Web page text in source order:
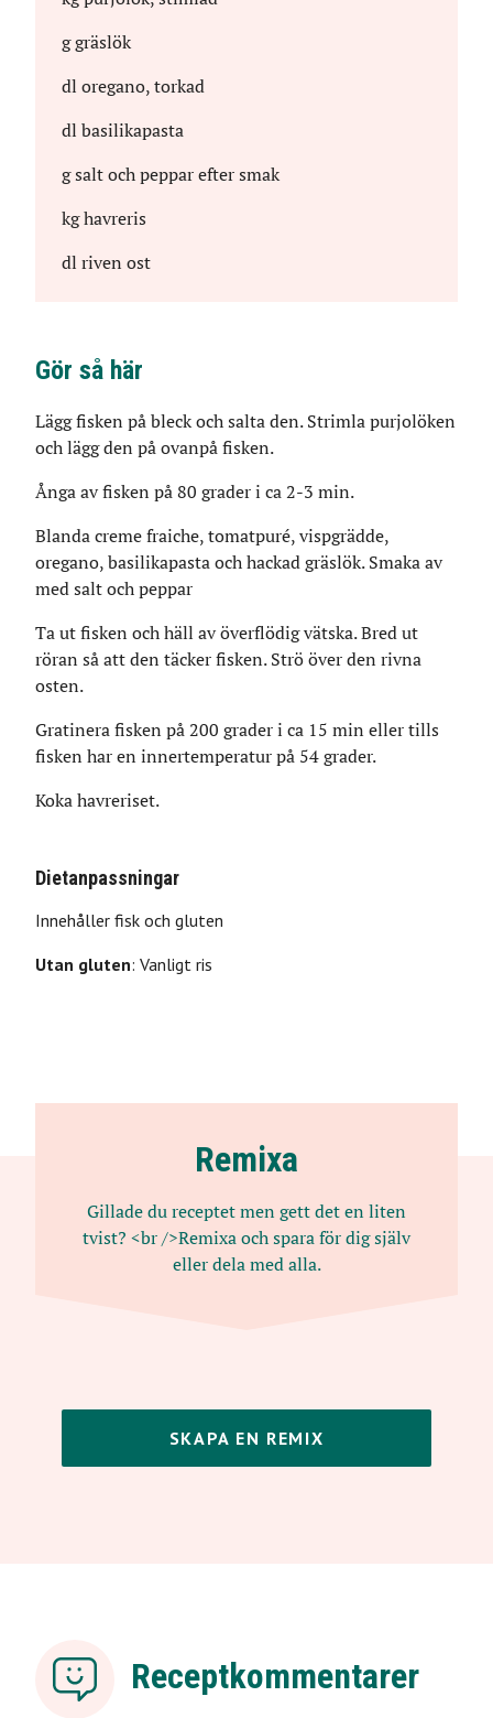
ggräslök
dl oregano, torkad
dl basilikapasta
gsalt och peppar efter smak
kghavreris
dl riven ost
Gör så här
Lägg fisken på bleck och salta den. Strimla purjolöken
och lägg den på ovanpå fisken.
Ånga av fisken på 80 grader i ca 2-3 min.
Blanda creme fraiche, tomatpuré, vispgrädde,
oregano, basilikapasta och hackad gräslök. Smaka av
med salt och peppar
Ta ut fisken och häll av överflödig vätska. Bred ut
röran så att den täcker fisken. Strö över den rivna
osten.
Gratinera fisken på 200 grader i ca 15 min eller tills
fisken har en innertemperatur på 54 grader.
Koka havreriset.
Dietanpassningar
Innehåller fisk och gluten
Utan gluten: Vanligt ris
Remixa
Gillade du receptet men gett det en liten
tvist? <br />Remixa och spara för dig själv
eller dela med alla.
SKAPA EN REMIX
Receptkommentarer